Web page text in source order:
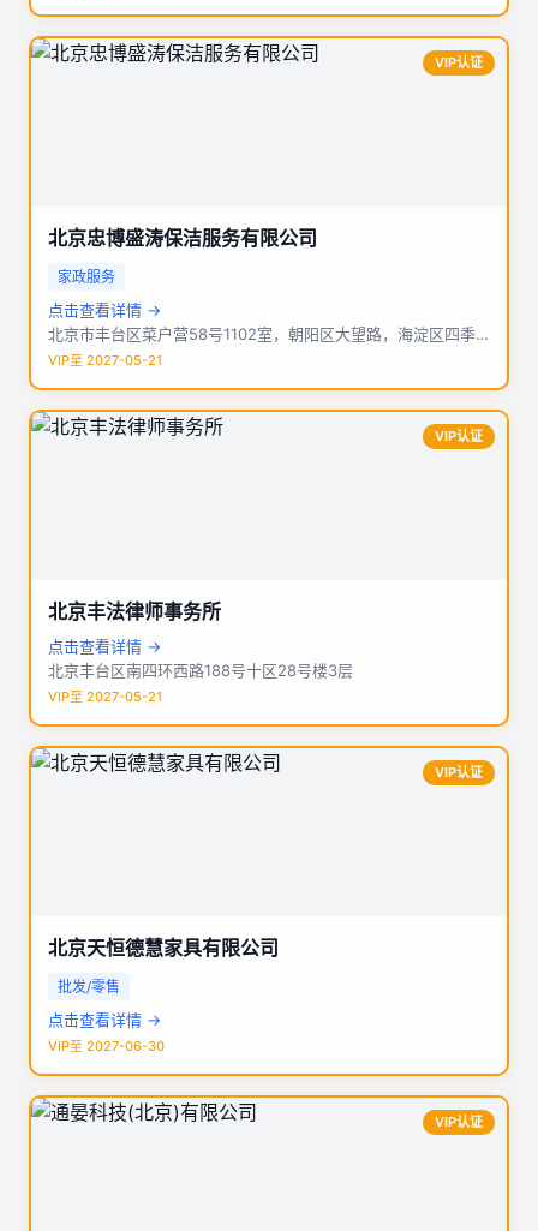
VIP认证
北京忠博盛涛保洁服务有限公司
家政服务
点击查看详情 →
北京市丰台区菜户营58号1102室，朝阳区大望路，海淀区四季青远大路
VIP至 2027-05-21
VIP认证
北京丰法律师事务所
点击查看详情 →
北京丰台区南四环西路188号十区28号楼3层
VIP至 2027-05-21
VIP认证
北京天恒德慧家具有限公司
批发/零售
点击查看详情 →
VIP至 2027-06-30
VIP认证